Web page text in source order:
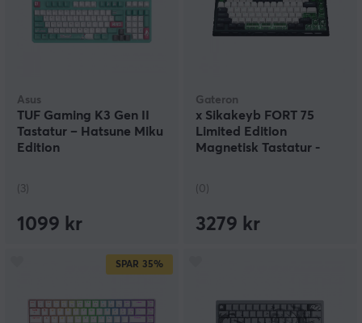
Asus
TUF Gaming K3 Gen II
Tastatur – Hatsune Miku
Edition
(3)
1099 kr
Gateron
x Sikakeyb FORT 75
Limited Edition
Magnetisk Tastatur -
(0)
3279 kr
SPAR 35%